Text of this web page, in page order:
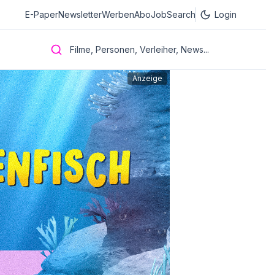
E-PaperNewsletterWerbenAboJobSearch Login
Filme, Personen, Verleiher, News...
Anzeige